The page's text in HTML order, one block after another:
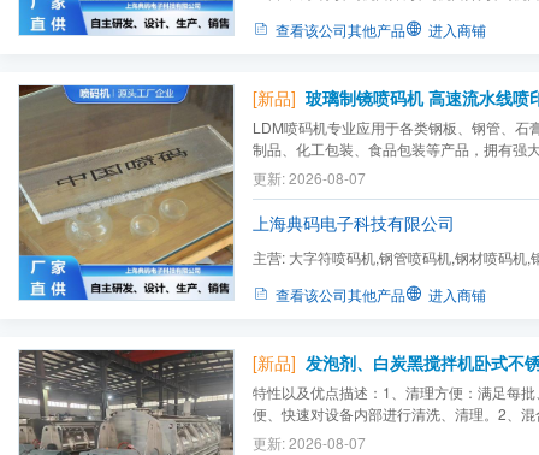
查看该公司其他产品 进入商铺
[新品]
LDM喷码机专业应用于各类钢板、钢管、石
制品、化工包装、食品包装等产品，拥有强
为用户提供好的喷码标识解决方案，一对一
产需求，针对于特殊的应用，可非标定制喷
更新: 2026-08-07
上海典码电子科技有限公司
主营: 大字符喷码机,钢管喷码机,钢材喷码机,
查看该公司其他产品 进入商铺
[新品]
特性以及优点描述：1、清理方便：满足每
便、快速对设备内部进行清洗、清理。2、
均匀混合,尤其使对于比重特性较大的物料混
更新: 2026-08-07